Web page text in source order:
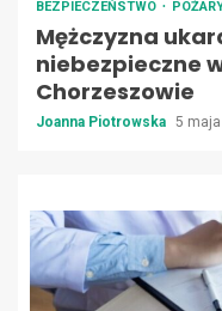
BEZPIECZEŃSTWO
Mężczyzna
niebezpieczne
Chorzeszowie
Joanna Piotrowska 5